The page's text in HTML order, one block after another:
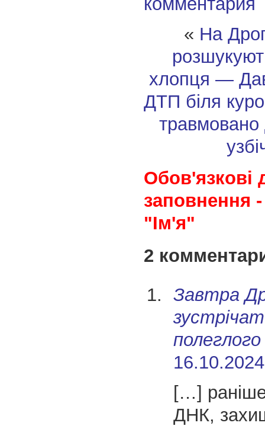
« На
хлопця —
ДТП біля
травмовано
Обов'язкові
заповнення
"Ім'я"
2
Завтра
полеглого
[…]
ДНК,